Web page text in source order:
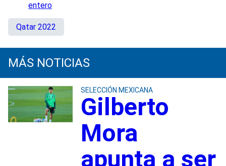
entero
Qatar 2022
MÁS NOTICIAS
SELECCIÓN MEXICANA
Gilberto
Mora
apunta a ser